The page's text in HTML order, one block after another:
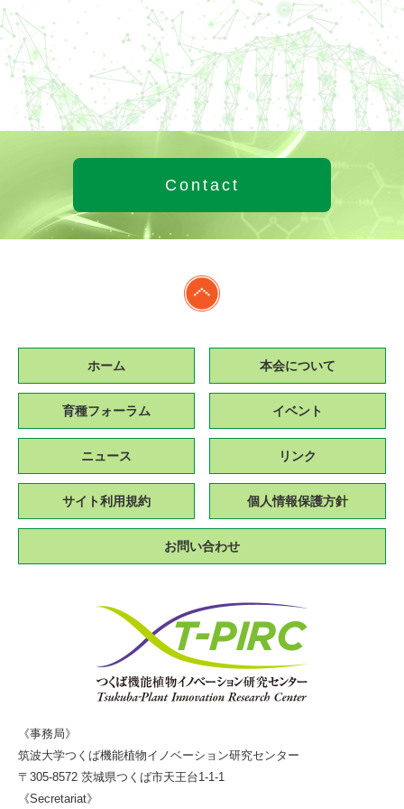
Contact
ホーム 本会について
育種フォーラム イベント
ニュース リンク
サイト利用規約 個人情報保護方針
お問い合わせ
《事務局》
筑波大学つくば機能植物イノベーション研究センター
〒305-8572 茨城県つくば市天王台1-1-1
《Secretariat》